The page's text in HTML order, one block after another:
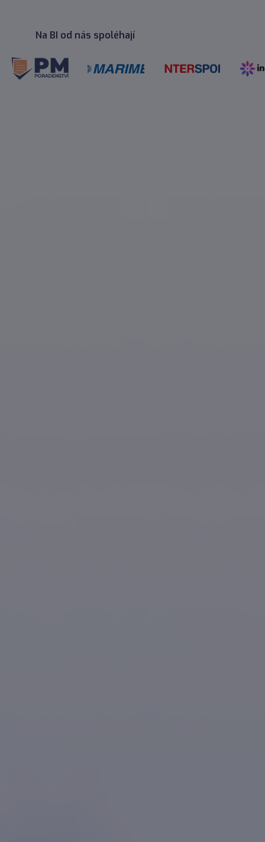
Na BI od nás spoléhají